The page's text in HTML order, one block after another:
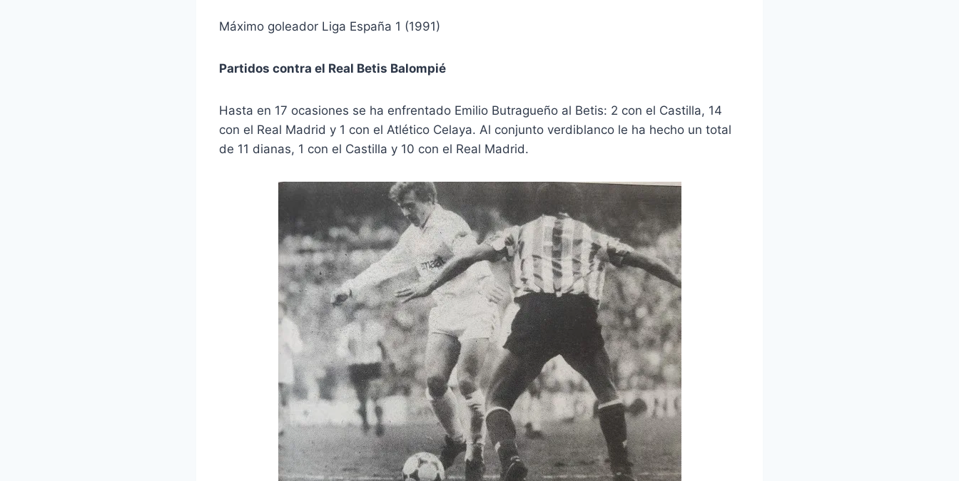
Máximo goleador Liga España 1 (1991)
Partidos contra el Real Betis Balompié
Hasta en 17 ocasiones se ha enfrentado Emilio Butragueño al Betis: 2 con el Castilla, 14
con el Real Madrid y 1 con el Atlético Celaya. Al conjunto verdiblanco le ha hecho un total
de 11 dianas, 1 con el Castilla y 10 con el Real Madrid.